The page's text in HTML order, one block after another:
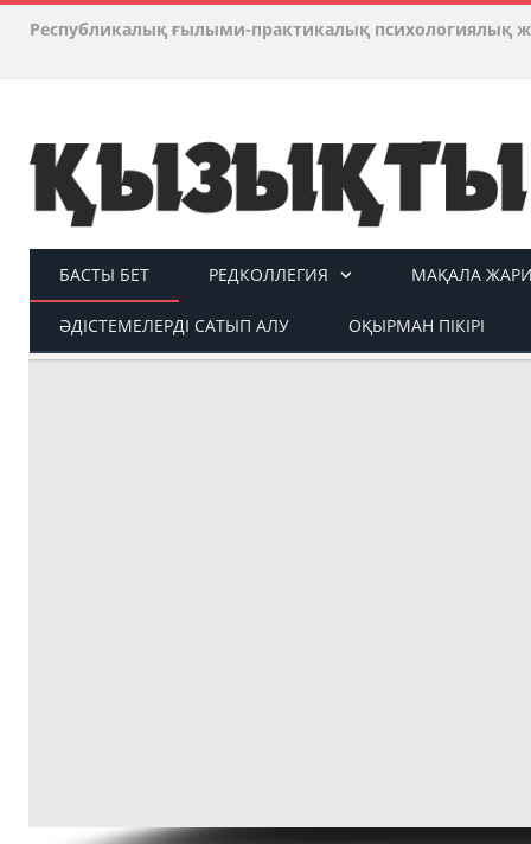
Республикалық ғылыми-практикалық психологиялық
БАСТЫ БЕТ РЕДКОЛЛЕГИЯ МАҚАЛА
ӘДІСТЕМЕЛЕРДІ САТЫП АЛУ ОҚЫРМАН ПІКІРІ